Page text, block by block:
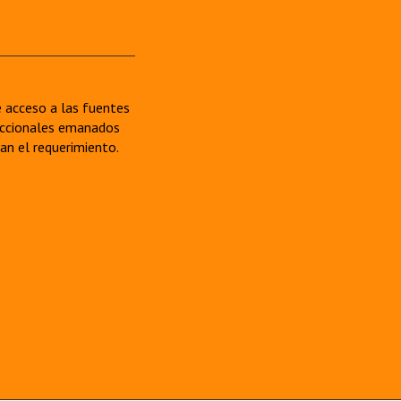
acceso a las fuentes
emanados
el requerimiento.